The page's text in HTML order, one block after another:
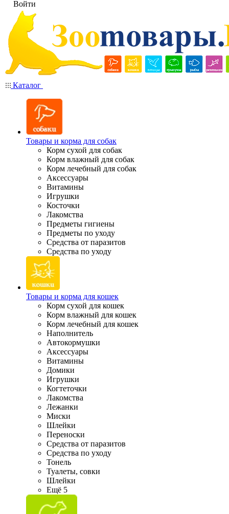
Войти
Каталог
Товары и корма для собак
Корм сухой для собак
Корм влажный для собак
Корм лечебный для собак
Аксессуары
Витамины
Игрушки
Косточки
Лакомства
Предметы гигиены
Предметы по уходу
Средства от паразитов
Средства по уходу
Товары и корма для кошек
Корм сухой для кошек
Корм влажный для кошек
Корм лечебный для кошек
Наполнитель
Автокормушки
Аксессуары
Витамины
Домики
Игрушки
Когтеточки
Лакомства
Лежанки
Миски
Шлейки
Переноски
Средства от паразитов
Средства по уходу
Тонель
Туалеты, совки
Шлейки
Ещё 5